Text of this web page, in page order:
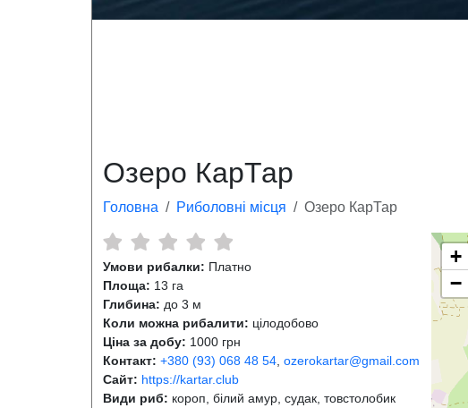
Озеро КарТар
Головна Риболовні місця Озеро КарТар
Умови рибалки: Платно
Площа: 13 га
Глибина: до 3 м
Коли можна рибалити: цілодобово
Ціна за добу: 1000 грн
Контакт: +380 (93) 068 48 54 ozerokartar@gmail.com
Сайт: https://kartar.club
Види риб: короп, білий амур, судак, товстолобик
+
−